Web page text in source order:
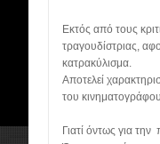
Εκτός από τους
τραγουδίστριας,
κατρακύλισμα.
Αποτελεί
του
Γιατί όντως για